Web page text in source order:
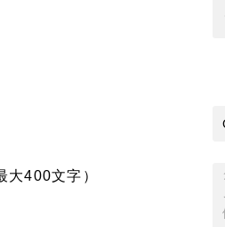
大400文字）